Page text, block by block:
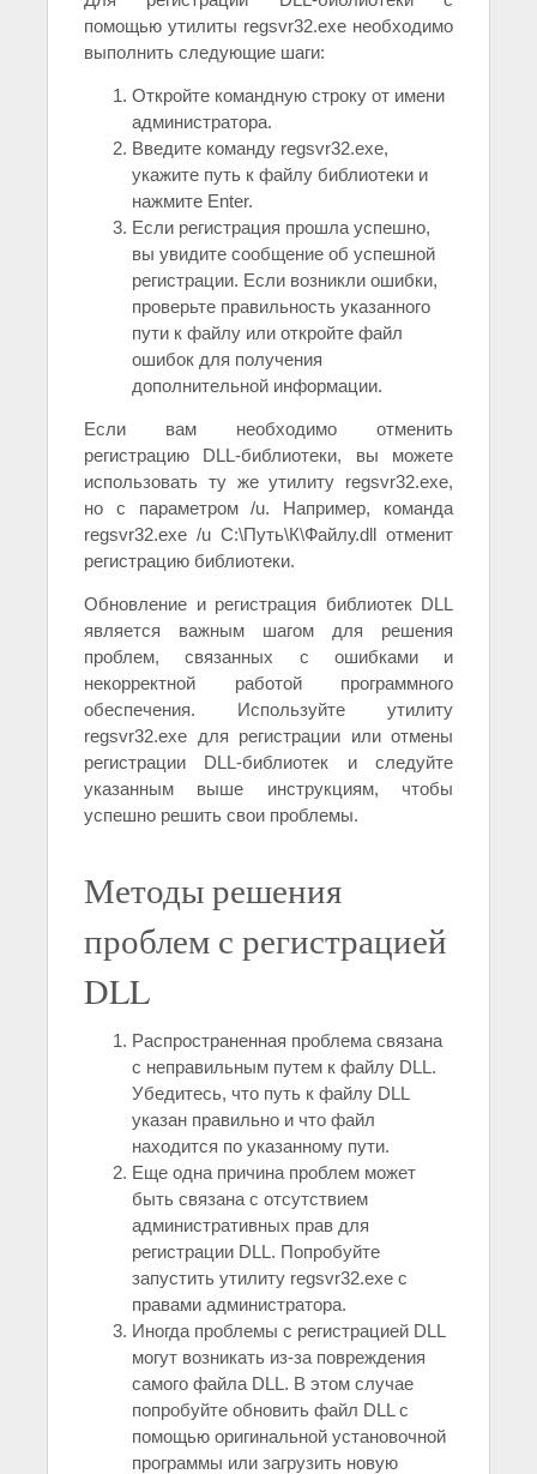
помощью утилиты regsvr32.exe необходимо
выполнить следующие шаги:
Откройте командную строку от имени
администратора.
Введите команду regsvr32.exe,
укажите путь к файлу библиотеки и
нажмите Enter.
Если регистрация прошла успешно,
вы увидите сообщение об успешной
регистрации. Если возникли ошибки,
проверьте правильность указанного
пути к файлу или откройте файл
ошибок для получения
дополнительной информации.
Если вам необходимо отменить
регистрацию DLL-библиотеки, вы можете
использовать ту же утилиту regsvr32.exe,
но с параметром /u. Например, команда
regsvr32.exe /u C:\Путь\К\Файлу.dll отменит
регистрацию библиотеки.
Обновление и регистрация библиотек DLL
является важным шагом для решения
проблем, связанных с ошибками и
некорректной работой программного
обеспечения. Используйте утилиту
regsvr32.exe для регистрации или отмены
регистрации DLL-библиотек и следуйте
указанным выше инструкциям, чтобы
успешно решить свои проблемы.
Методы решения
проблем с регистрацией
DLL
Распространенная проблема связана
с неправильным путем к файлу DLL.
Убедитесь, что путь к файлу DLL
указан правильно и что файл
находится по указанному пути.
Еще одна причина проблем может
быть связана с отсутствием
административных прав для
регистрации DLL. Попробуйте
запустить утилиту regsvr32.exe с
правами администратора.
Иногда проблемы с регистрацией DLL
могут возникать из-за повреждения
самого файла DLL. В этом случае
попробуйте обновить файл DLL с
помощью оригинальной установочной
программы или загрузить новую